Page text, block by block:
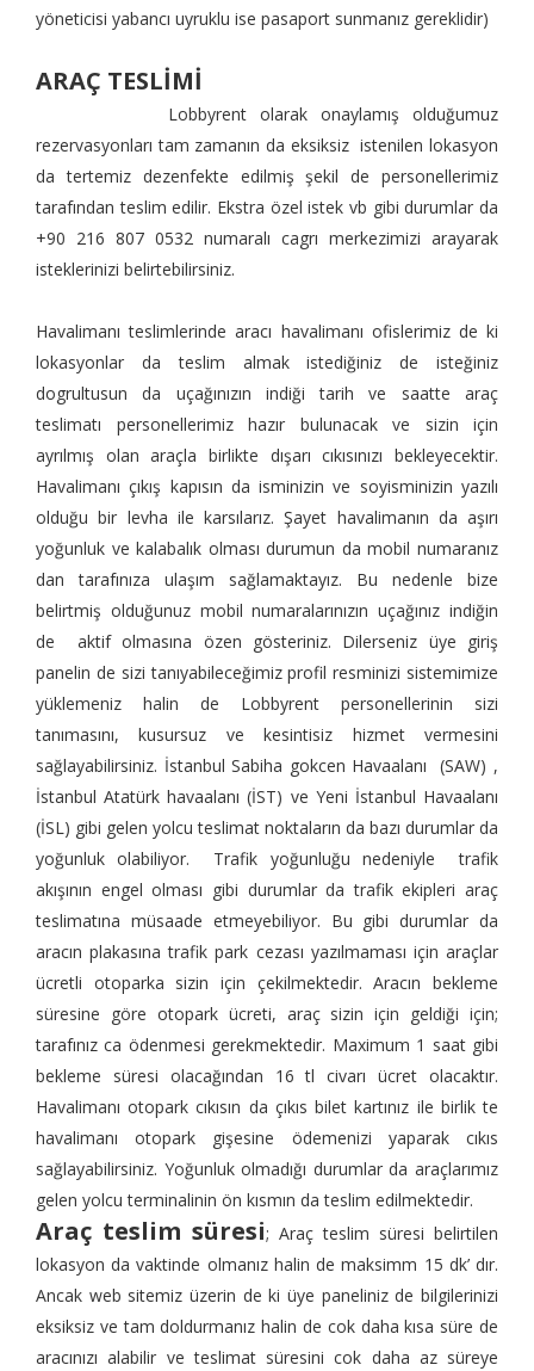
yöneticisi yabancı uyruklu ise pasaport sunmanız gereklidir)
ARAÇ TESLİMİ
Lobbyrent olarak onaylamış olduğumuz
rezervasyonları tam zamanın da eksiksiz istenilen lokasyon
da tertemiz dezenfekte edilmiş şekil de personellerimiz
tarafından teslim edilir. Ekstra özel istek vb gibi durumlar da
+90 216 807 0532 numaralı cagrı merkezimizi arayarak
isteklerinizi belirtebilirsiniz.
Havalimanı teslimlerinde aracı havalimanı ofislerimiz de ki
lokasyonlar da teslim almak istediğiniz de isteğiniz
dogrultusun da uçağınızın indiği tarih ve saatte araç
teslimatı personellerimiz hazır bulunacak ve sizin için
ayrılmış olan araçla birlikte dışarı cıkısınızı bekleyecektir.
Havalimanı çıkış kapısın da isminizin ve soyisminizin yazılı
olduğu bir levha ile karsılarız. Şayet havalimanın da aşırı
yoğunluk ve kalabalık olması durumun da mobil numaranız
dan tarafınıza ulaşım sağlamaktayız. Bu nedenle bize
belirtmiş olduğunuz mobil numaralarınızın uçağınız indiğin
de aktif olmasına özen gösteriniz. Dilerseniz üye giriş
panelin de sizi tanıyabileceğimiz profil resminizi sistemimize
yüklemeniz halin de Lobbyrent personellerinin sizi
tanımasını, kusursuz ve kesintisiz hizmet vermesini
sağlayabilirsiniz. İstanbul Sabiha gokcen Havaalanı (SAW) ,
İstanbul Atatürk havaalanı (İST) ve Yeni İstanbul Havaalanı
(İSL) gibi gelen yolcu teslimat noktaların da bazı durumlar da
yoğunluk olabiliyor. Trafik yoğunluğu nedeniyle trafik
akışının engel olması gibi durumlar da trafik ekipleri araç
teslimatına müsaade etmeyebiliyor. Bu gibi durumlar da
aracın plakasına trafik park cezası yazılmaması için araçlar
ücretli otoparka sizin için çekilmektedir. Aracın bekleme
süresine göre otopark ücreti, araç sizin için geldiği için;
tarafınız ca ödenmesi gerekmektedir. Maximum 1 saat gibi
bekleme süresi olacağından 16 tl civarı ücret olacaktır.
Havalimanı otopark cıkısın da çıkıs bilet kartınız ile birlik te
havalimanı otopark gişesine ödemenizi yaparak cıkıs
sağlayabilirsiniz. Yoğunluk olmadığı durumlar da araçlarımız
gelen yolcu terminalinin ön kısmın da teslim edilmektedir.
Araç teslim süresi; Araç teslim süresi belirtilen
lokasyon da vaktinde olmanız halin de maksimm 15 dk’ dır.
Ancak web sitemiz üzerin de ki üye paneliniz de bilgilerinizi
eksiksiz ve tam doldurmanız halin de cok daha kısa süre de
aracınızı alabilir ve teslimat süresini cok daha az süreye